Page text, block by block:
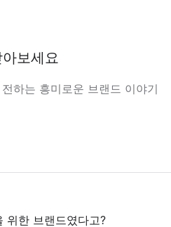
보세요
하는 흥미로운 브랜드 이야기
위한 브랜드였다고?